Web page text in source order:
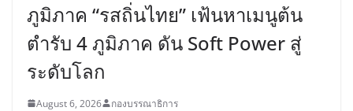
ภูมิภาค “รสถิ่นไทย” เฟ้นหาเมนูต้น
ตำรับ 4 ภูมิภาค ดัน Soft Power สู่
ระดับโลก
August 6, 2026 กองบรรณาธิการ